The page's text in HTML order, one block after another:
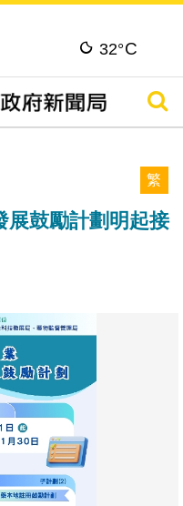
32°C
搜尋
繁
展鼓勵計劃明起接